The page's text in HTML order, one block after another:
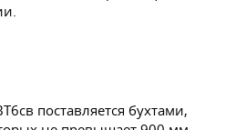
поставляется бухтами,